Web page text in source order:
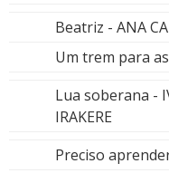
Beatriz - ANA
Um trem para
Lua soberana -
IRAKERE
Preciso